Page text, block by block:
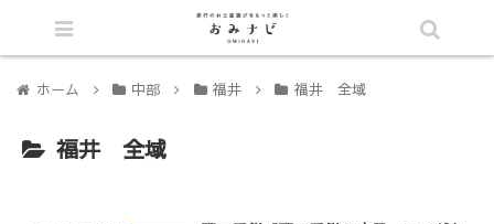
ホーム 中部 福井 福井 全域
福井 全域
シェア